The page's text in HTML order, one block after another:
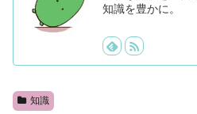
知識を豊かに。
知識